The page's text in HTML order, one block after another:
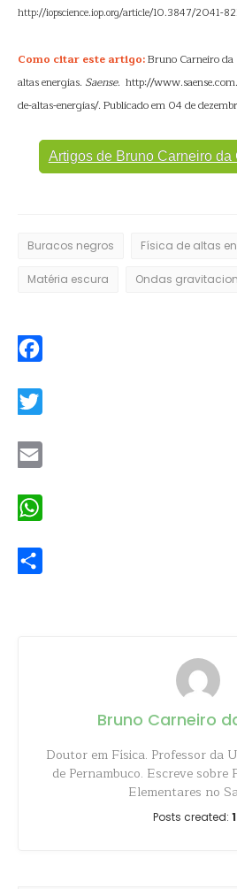
http://iopscience.iop.org/article/10.3847/2041-
Como citar este artigo:Bruno Carneiro
altas energias. Saense. http://
de-altas-energias/. Publicado em 04 de
Artigos de Bruno Carneiro da
Buracos negros
Matéria escura Ondas
Bruno Carneiro
Doutor em Física. Professor da
de Pernambuco. Escreve sobre
Elementares no
Posts created: